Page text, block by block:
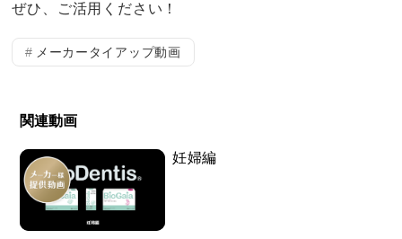
ぜひ、ご活用ください！
メーカータイアップ動画
関連動画
妊婦編